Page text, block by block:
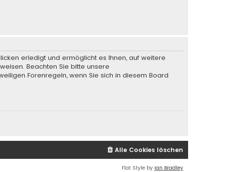
erledigt und ermöglicht es Ihnen, auf weitere
Beachten Sie bitte unsere
Forenregeln, wenn Sie sich in diesem Board
Alle Cookies löschen
Flat Style by Ian Bradley